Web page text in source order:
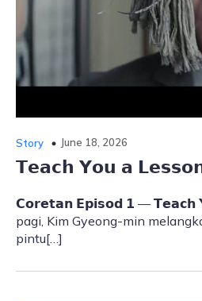
Story June 18, 2026
𝗧𝗲𝗮𝗰𝗵 𝗬𝗼𝘂 𝗮
𝗖𝗼𝗿𝗲𝘁𝗮𝗻 𝗘𝗽𝗶𝘀𝗼𝗱 𝟭 — 𝗧𝗲𝗮𝗰𝗵
pagi, Kim Gyeong-min
pintu[…]